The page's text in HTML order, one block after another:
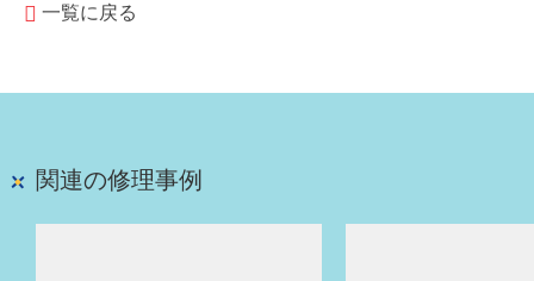
一覧に戻る
関連の修理事例